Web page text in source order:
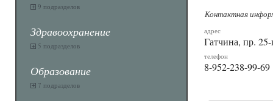
9 подразделов
Здравоохранение
5 подразделов
Образование
7 подразделов
Контактная
адрес
Гатчина, пр.
телефон
8-952-238-99-69